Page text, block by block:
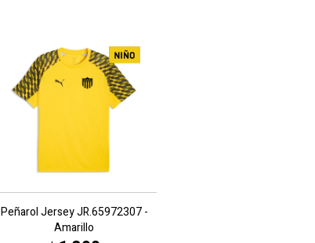
Peñarol Jersey JR.65972307 -
Amarillo